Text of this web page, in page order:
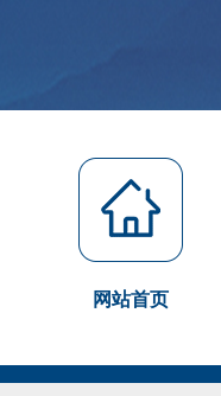
网站首页